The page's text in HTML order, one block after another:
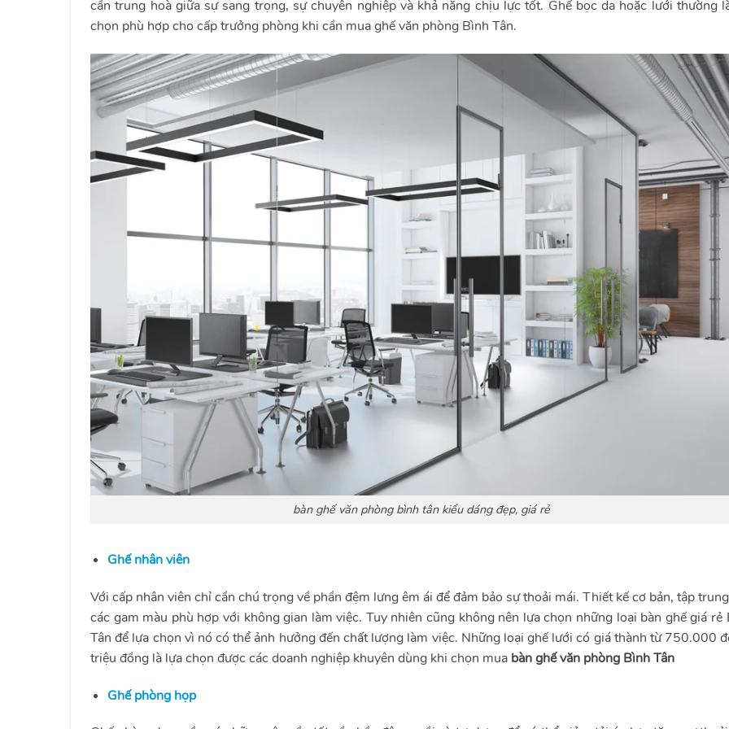
cần trung hoà giữa sự sang trọng, sự chuyên nghiệp và khả năng chịu lực tốt. Ghế bọc da hoặc lưới thường
chọn phù hợp cho cấp trưởng phòng khi cần mua ghế văn phòng Bình Tân.
bàn ghế văn phòng bình tân kiểu dáng đẹp, giá rẻ
Ghế nhân viên
Với cấp nhân viên chỉ cần chú trọng về phần đệm lưng êm ái để đảm bảo sự thoải mái. Thiết kế cơ bản, tập
các gam màu phù hợp với không gian làm việc. Tuy nhiên cũng không nên lựa chọn những loại bàn ghế giá rẻ
Tân để lựa chọn vì nó có thể ảnh hưởng đến chất lượng làm việc. Những loại ghế lưới có giá thành từ 750.000
triệu đồng là lựa chọn được các doanh nghiệp khuyên dùng khi chọn mua bàn ghế văn phòng Bình Tân
Ghế phòng họp